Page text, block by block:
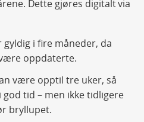
Dette gjøres digitalt via
i fire måneder, da
oppdaterte.
være opptil tre uker, så
god tid – men ikke tidligere
bryllupet.